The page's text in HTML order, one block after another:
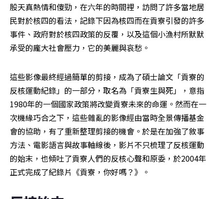
股天真熱情和傻勁，在六年的時間裡，訪問了許多當地居
民對於核四的看法，記錄下因為核四而在貢寮引發的許多
事件、政府對於核四政策的反覆，以及這個小漁村所默默
承受的龐大社會壓力，它的美麗與哀愁。
這些影像最終經過簡單的剪接，成為了碩士論文「貢寮的
反核運動紀錄」的一部分，取名為「貢寮生與死」，意指
1980年的一個國家政策將改變貢寮未來的命運。然而在一
次機緣巧合之下，這些雜亂的影像經由當時全景傳播基金
會的協助，有了重新整理剪接的機會。於是在加強了敘事
方法、電影語言與故事軸線後，影片不只梳理了反核運動
的始末，也傾吐了貢寮人們的反核心聲和原委，於2004年
正式完成了紀錄片《貢寮，你好嗎？》。